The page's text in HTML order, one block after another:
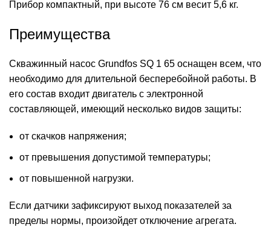
Прибор компактный, при высоте 76 см весит 5,6 кг.
Преимущества
Скважинный насос Grundfos SQ 1 65 оснащен всем, что
необходимо для длительной бесперебойной работы. В
его состав входит двигатель с электронной
составляющей, имеющий несколько видов защиты:
от скачков напряжения;
от превышения допустимой температуры;
от повышенной нагрузки.
Если датчики зафиксируют выход показателей за
пределы нормы, произойдет отключение агрегата.